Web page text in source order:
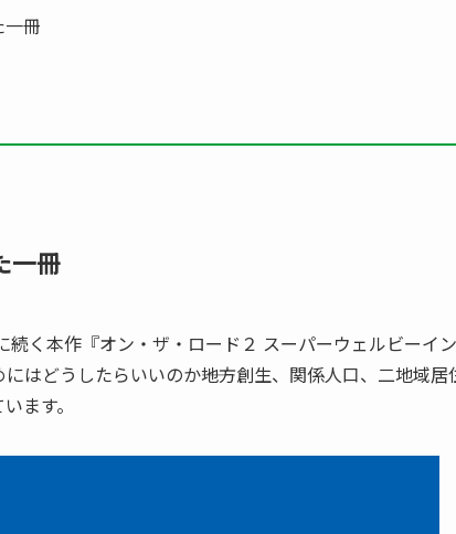
冊
一冊
く本作『オン・ザ・ロード２ スーパーウェルビーイン
はどうしたらいいのか――地方創生、関係人口、二地域居
ます。